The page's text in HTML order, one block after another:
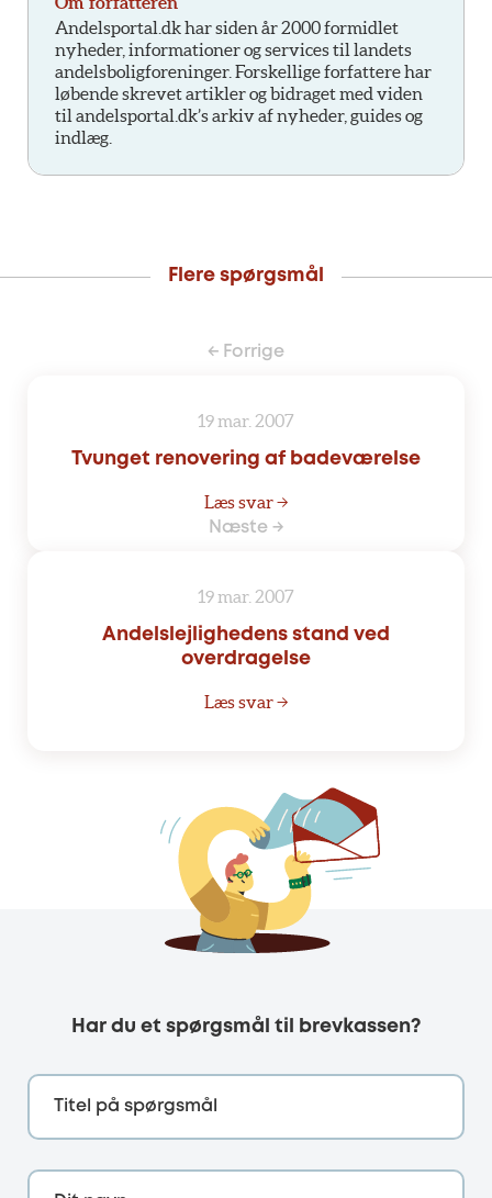
Andelsportal.dk har siden år 2000 formidlet
nyheder, informationer og services til landets
andelsboligforeninger. Forskellige forfattere har
løbende skrevet artikler og bidraget med viden
til andelsportal.dk’s arkiv af nyheder, guides og
indlæg.
Flere spørgsmål
← Forrige
19 mar. 2007
Tvunget renovering af badeværelse
Læs svar →
Næste →
19 mar. 2007
Andelslejlighedens stand ved
overdragelse
Læs svar →
Har du et spørgsmål til brevkassen?
Titel på spørgsmål